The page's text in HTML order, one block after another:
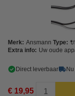
Merk: Ansmann Type:
Extra info: Uw oude
Direct leverbaar
€ 19,95